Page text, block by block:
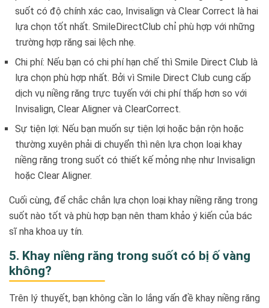
suốt có độ chính xác cao, Invisalign và Clear Correct là hai
lựa chọn tốt nhất. SmileDirectClub chỉ phù hợp với những
trường hợp răng sai lệch nhẹ.
Chi phí: Nếu bạn có chi phí hạn chế thì Smile Direct Club là
lựa chọn phù hợp nhất. Bởi vì Smile Direct Club cung cấp
dịch vụ niềng răng trực tuyến với chi phí thấp hơn so với
Invisalign, Clear Aligner và ClearCorrect.
Sự tiện lợi: Nếu bạn muốn sự tiện lợi hoặc bận rộn hoặc
thường xuyên phải di chuyển thì nên lựa chọn loại khay
niềng răng trong suốt có thiết kế mỏng nhẹ như Invisalign
hoặc Clear Aligner.
Cuối cùng, để chắc chắn lựa chọn loại khay niềng răng trong
suốt nào tốt và phù hợp bạn nên tham khảo ý kiến của bác
sĩ nha khoa uy tín.
5. Khay niềng răng trong suốt có bị ố vàng
không?
Trên lý thuyết, bạn không cần lo lắng vấn đề khay niềng răng